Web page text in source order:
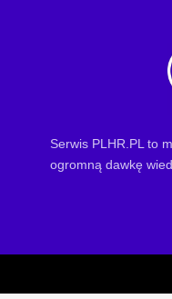
Serwis PLHR.PL to
ogromną dawkę